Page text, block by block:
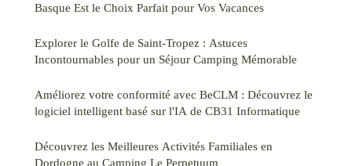
Basque Est le Choix Parfait pour Vos Vacances
Explorer le Golfe de Saint-Tropez : Astuces
Incontournables pour un Séjour Camping Mémorable
Améliorez votre conformité avec BeCLM : Découvrez le
logiciel intelligent basé sur l'IA de CB31 Informatique
Découvrez les Meilleures Activités Familiales en
Dordogne au Camping Le Perpetuum